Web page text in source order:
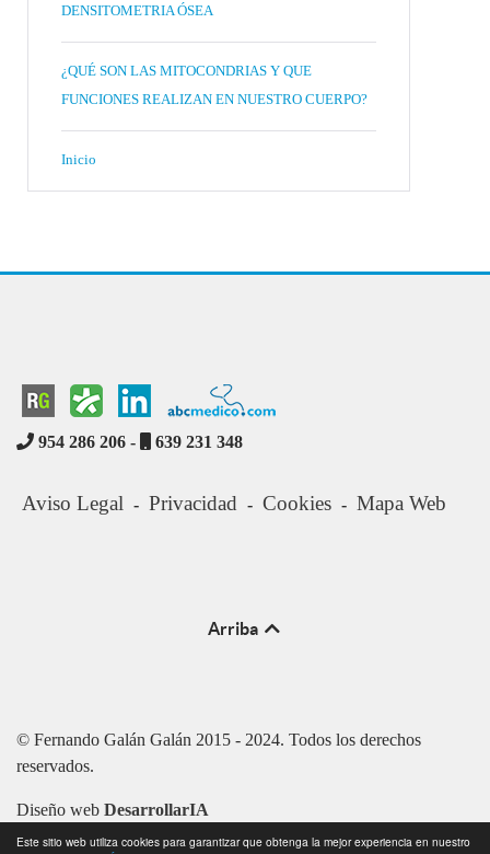
Este sitio web utiliza cookies para garantizar que obtenga la mejor experiencia en nuestro
DENSITOMETRIA ÓSEA
¿QUÉ SON LAS MITOCONDRIAS Y QUE
FUNCIONES REALIZAN EN NUESTRO CUERPO?
Inicio
954 286 206 - 639 231 348
Aviso Legal - Privacidad - Cookies - Mapa Web
Arriba
© Fernando Galán Galán 2015 - 2024. Todos los derechos
reservados.
Diseño web DesarrollarIA